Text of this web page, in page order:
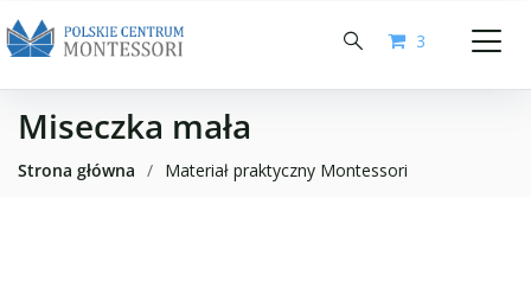
3
Miseczka mała
Strona główna / Materiał praktyczny Montessori